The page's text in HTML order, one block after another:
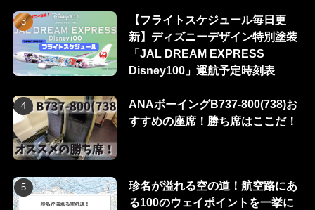
【フライトスケジュール毎日更
新】ディズニーデザイン特別塗装
「JAL DREAM EXPRESS
Disney100」運航予定時刻表
ANAボーイングB737-800(738)お
すすめの座席！勝ち席はここだ！
珍名が溢れる空の道！航空路にあ
る100のウェイポイントを一挙に